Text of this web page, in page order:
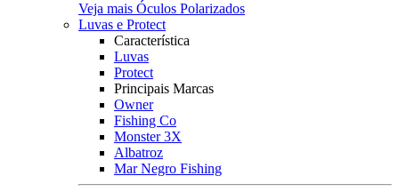
Veja mais Óculos Polarizados
Luvas e Protect
Característica
Luvas
Protect
Principais Marcas
Owner
Fishing Co
Monster 3X
Albatroz
Mar Negro Fishing